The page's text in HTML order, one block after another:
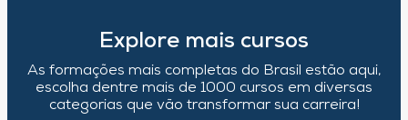
Explore mais cursos
As formações mais completas do Brasil estão aqui,
escolha dentre mais de 1000 cursos em diversas
categorias que vão transformar sua carreira!